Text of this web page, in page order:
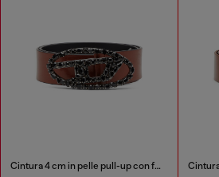
Cintura 4 cm in pelle pull-up con fibbia gioiello